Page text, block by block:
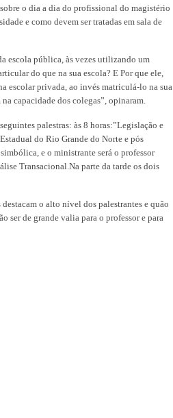
o dia a dia do profissional do magistério
e como devem ser tratadas em sala de
escola pública, às vezes utilizando um
do que na sua escola? E Por que ele,
escolar privada, ao invés matriculá-lo na sua
capacidade dos colegas”, opinaram.
palestras: às 8 horas:”Legislação e
do Rio Grande do Norte e pós
e o ministrante será o professor
Transacional.Na parte da tarde os dois
o alto nível dos palestrantes e quão
ser de grande valia para o professor e para